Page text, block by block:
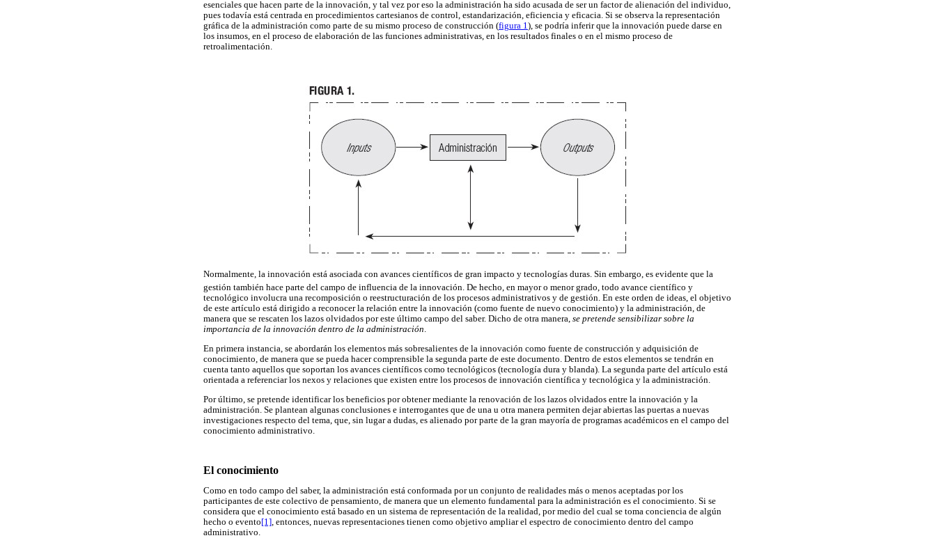
esenciales que hacen parte de la innovación, y tal vez por eso la administración ha sido acusada de ser un factor de alienación del individuo,
pues todavía está centrada en procedimientos cartesianos de control, estandarización, eficiencia y eficacia. Si se observa la representación
gráfica de la administración como parte de su mismo proceso de construcción (figura 1 ), se podría inferir que la innovación puede darse en
los insumos, en el proceso de elaboración de las funciones administrativas, en los resultados finales o en el mismo proceso de
retroalimentación.
Normalmente, la innovación está asociada con avances científicos de gran impacto y tecnologías duras. Sin embargo, es evidente que la
gestión también hace parte del campo de influencia de la innovación. De hecho, en mayor o menor grado, todo avance científico y
tecnológico involucra una recomposición o reestructuración de los procesos administrativos y de gestión. En este orden de ideas, el objetivo
de este artículo está dirigido a reconocer la relación entre la innovación (como fuente de nuevo conocimiento) y la administración, de
manera que se rescaten los lazos olvidados por este último campo del saber. Dicho de otra manera, se pretende sensibilizar sobre la
importancia de la innovación dentro de la administración.
En primera instancia, se abordarán los elementos más sobresalientes de la innovación como fuente de construcción y adquisición de
conocimiento, de manera que se pueda hacer comprensible la segunda parte de este documento. Dentro de estos elementos se tendrán en
cuenta tanto aquellos que soportan los avances científicos como tecnológicos (tecnología dura y blanda). La segunda parte del artículo está
orientada a referenciar los nexos y relaciones que existen entre los procesos de innovación científica y tecnológica y la administración.
Por último, se pretende identificar los beneficios por obtener mediante la renovación de los lazos olvidados entre la innovación y la
administración. Se plantean algunas conclusiones e interrogantes que de una u otra manera permiten dejar abiertas las puertas a nuevas
investigaciones respecto del tema, que, sin lugar a dudas, es alienado por parte de la gran mayoría de programas académicos en el campo del
conocimiento administrativo.
El conocimiento
Como en todo campo del saber, la administración está conformada por un conjunto de realidades más o menos aceptadas por los
participantes de este colectivo de pensamiento, de manera que un elemento fundamental para la administración es el conocimiento. Si se
considera que el conocimiento está basado en un sistema de representación de la realidad, por medio del cual se toma conciencia de algún
hecho o evento[1] , entonces, nuevas representaciones tienen como objetivo ampliar el espectro de conocimiento dentro del campo
administrativo.